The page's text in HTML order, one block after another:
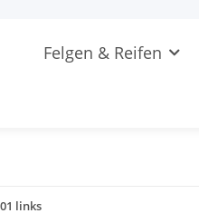
Felgen & Reifen
links